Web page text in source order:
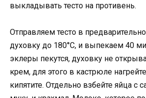
выкладывать тесто на противень.
Отправляем тесто в
духовку до 180°С, и выпекаем 40
эклеры пекутся, духовку не
крем, для этого в кастрюле
кипятите. Отдельно взбейте яйца с